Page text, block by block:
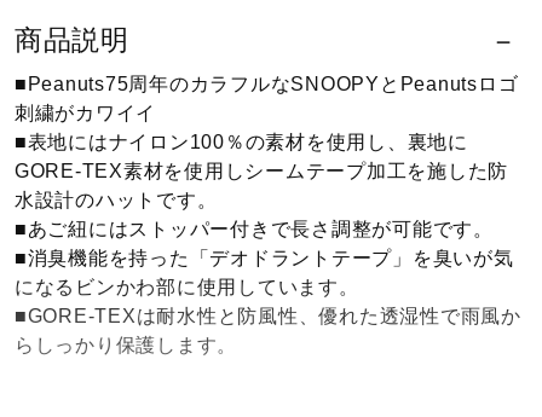
インナー
寝具／ミズノスリープ
アウトドア／レイン
サポーター
商品説明
■Peanuts75周年のカラフルなSNOOPYとPeanutsロゴ
刺繍がカワイイ
■表地にはナイロン100％の素材を使用し、裏地に
GORE-TEX素材を使用しシームテープ加工を施した防
水設計のハットです。
■あご紐にはストッパー付きで長さ調整が可能です。
■消臭機能を持った「デオドラントテープ」を臭いが気
になるビンかわ部に使用しています。
■GORE-TEXは耐水性と防風性、優れた透湿性で雨風か
らしっかり保護します。